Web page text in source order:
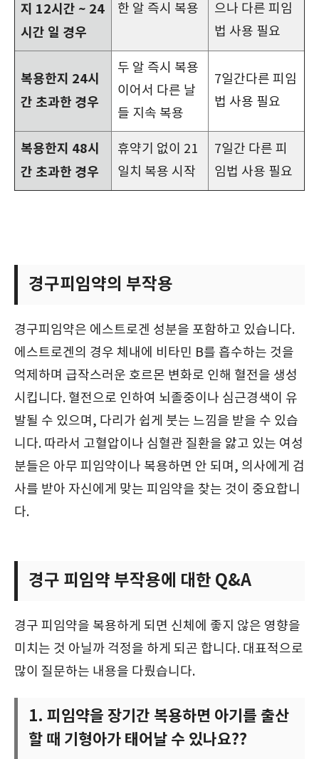
지 12시간 ~ 24
시간 일 경우
한 알 즉시 복용
으나 다른 피임
법 사용 필요
복용한지 24시
간 초과한 경우
두 알 즉시 복용
이어서 다른 날
들 지속 복용
7일간다른 피임
법 사용 필요
복용한지 48시
간 초과한 경우
휴약기 없이 21
일치 복용 시작
7일간 다른 피
임법 사용 필요
경구피임약의 부작용
경구피임약은 에스트로겐 성분을 포함하고 있습니다.
에스트로겐의 경우 체내에 비타민 B를 흡수하는 것을
억제하며 급작스러운 호르몬 변화로 인해 혈전을 생성
시킵니다. 혈전으로 인하여 뇌졸중이나 심근경색이 유
발될 수 있으며, 다리가 쉽게 붓는 느낌을 받을 수 있습
니다. 따라서 고혈압이나 심혈관 질환을 앓고 있는 여성
분들은 아무 피임약이나 복용하면 안 되며, 의사에게 검
사를 받아 자신에게 맞는 피임약을 찾는 것이 중요합니
다.
경구 피임약 부작용에 대한 Q&A
경구 피임약을 복용하게 되면 신체에 좋지 않은 영향을
미치는 것 아닐까 걱정을 하게 되곤 합니다. 대표적으로
많이 질문하는 내용을 다뤘습니다.
1. 피임약을 장기간 복용하면 아기를 출산
할 때 기형아가 태어날 수 있나요??